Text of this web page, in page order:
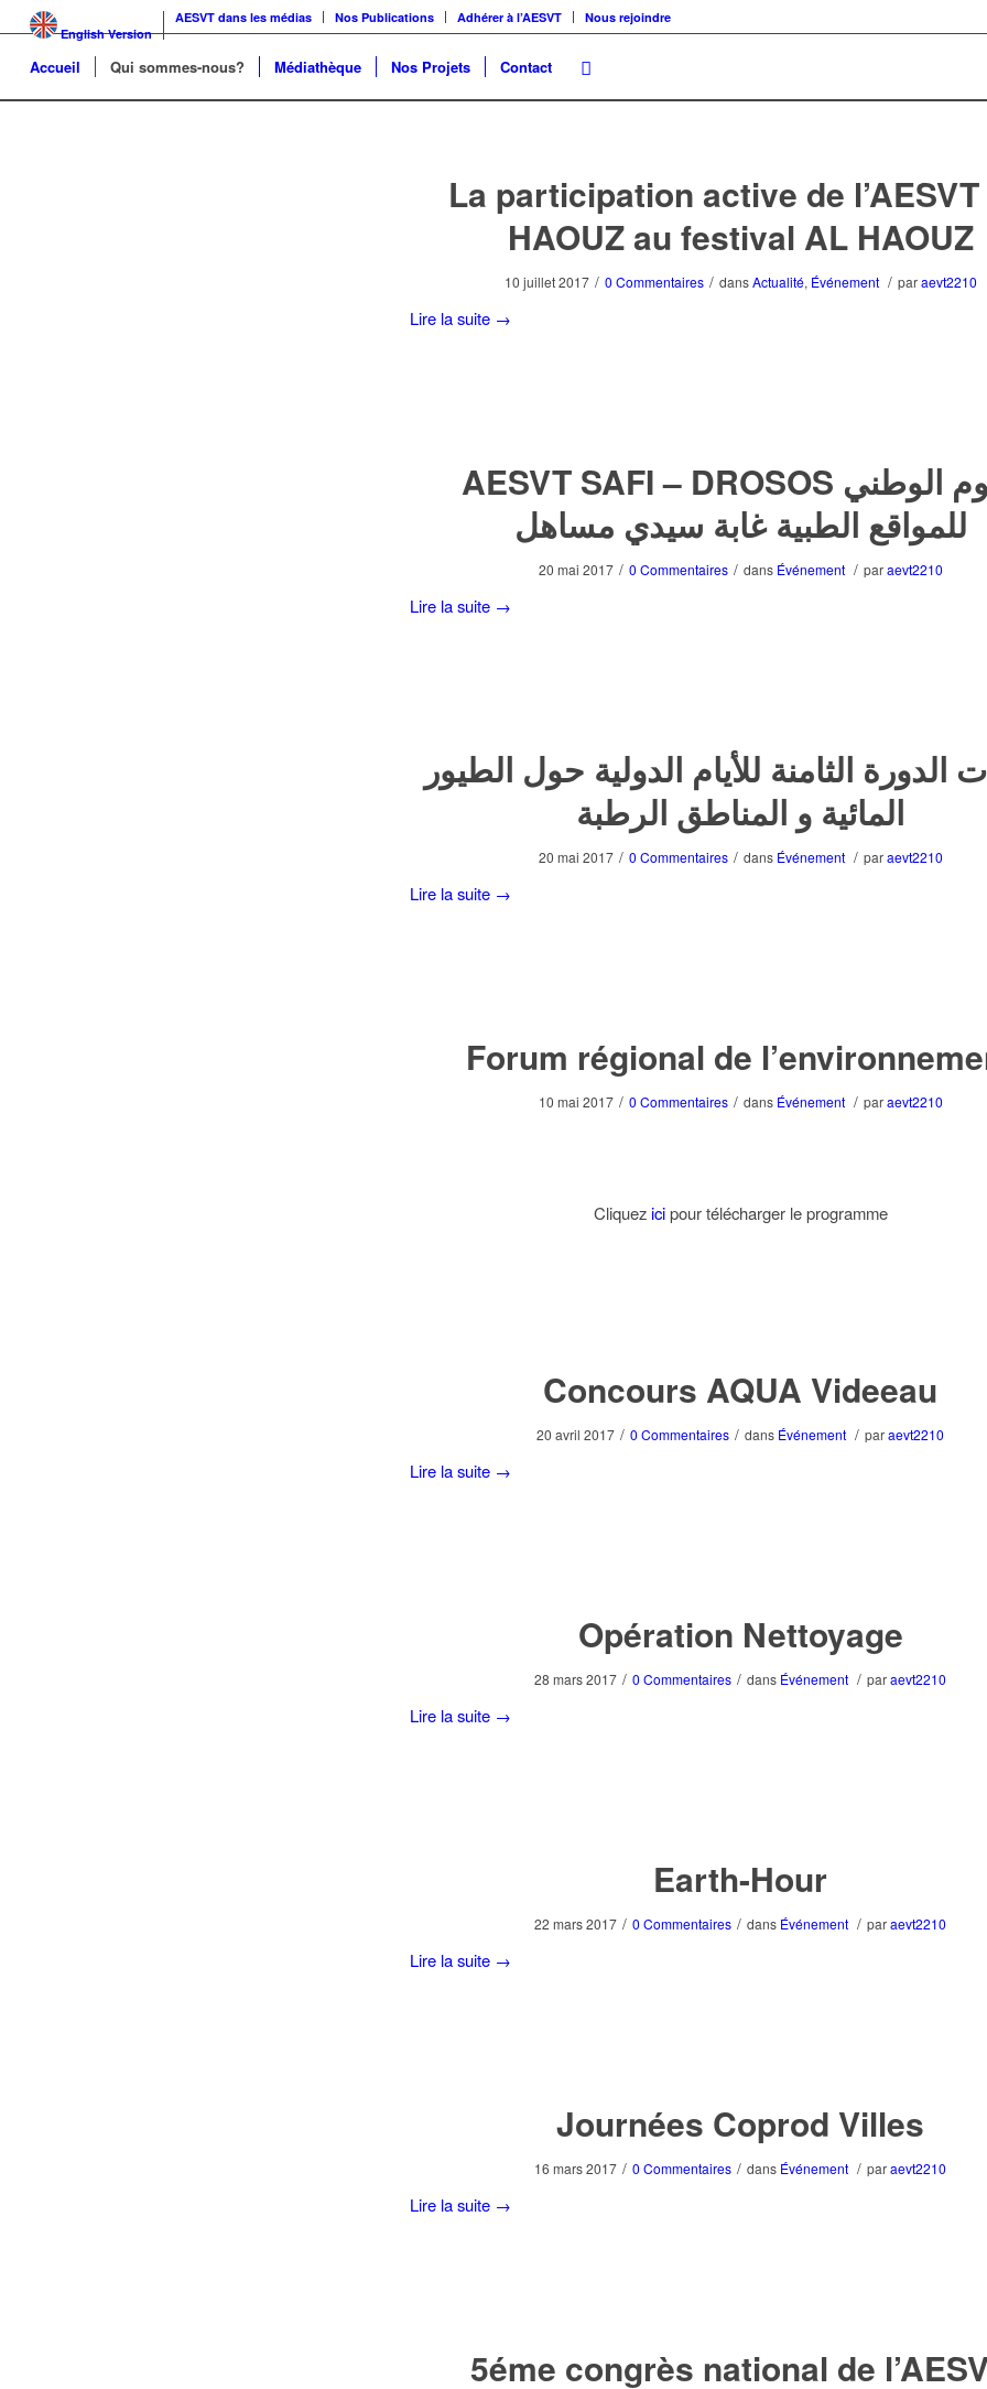
English Version
AESVT dans les médias Nos Publications Adhérer à l’AESVT Nous rejoindre
Accueil Qui sommes-nous? Médiathèque Nos Projets Contact
La participation active de
HAOUZ au festival AL HAOUZ
10 juillet 2017 / 0 Commentaires / dansActualité, Événement / paraevt2210
Lire la suite →
AESVT SAFI – DROSOS اليوم الوطني
للمواقع الطبية غابة سيدي مساهل
20 mai 2017 / 0 Commentaires / dans Événement / paraevt2210
Lire la suite →
الدورة الثامنة للأيام الدولية حول الطيور
المائية و المناطق الرطبة
20 mai 2017 / 0 Commentaires / dans Événement / paraevt2210
Lire la suite →
Forum régional de
10 mai 2017 / 0 Commentaires / dans Événement / paraevt2210
Cliquezicipour télécharger le programme
Concours AQUA Videeau
20 avril 2017 / 0 Commentaires / dans Événement / paraevt2210
Lire la suite →
Opération Nettoyage
28 mars 2017 / 0 Commentaires / dans Événement / paraevt2210
Lire la suite →
Earth-Hour
22 mars 2017 / 0 Commentaires / dans Événement / paraevt2210
Lire la suite →
Journées Coprod Villes
16 mars 2017 / 0 Commentaires / dans Événement / paraevt2210
Lire la suite →
5éme congrès national de